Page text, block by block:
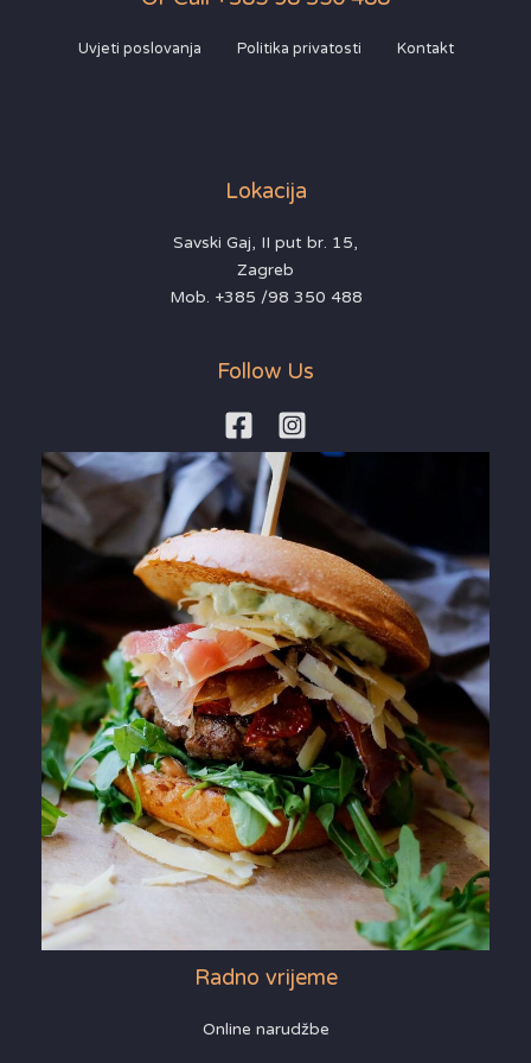
Uvjeti poslovanja Politika privatosti Kontakt
Lokacija
Savski Gaj, II put br. 15,
Zagreb
Mob. +385 /98 350 488
Follow Us
Radno vrijeme
Online narudžbe